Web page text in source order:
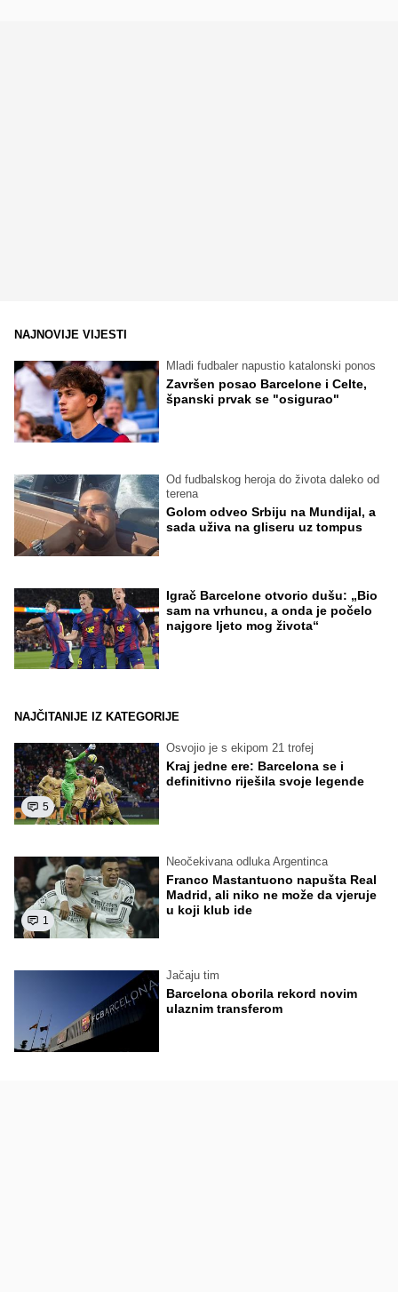
NAJNOVIJE VIJESTI
Mladi fudbaler napustio katalonski ponos
Završen posao Barcelone i Celte,
španski prvak se "osigurao"
Od fudbalskog heroja do života daleko od
terena
Golom odveo Srbiju na Mundijal, a
sada uživa na gliseru uz tompus
Igrač Barcelone otvorio dušu: „Bio
sam na vrhuncu, a onda je počelo
najgore ljeto mog života“
NAJČITANIJE IZ KATEGORIJE
5
Osvojio je s ekipom 21 trofej
Kraj jedne ere: Barcelona se i
definitivno riješila svoje legende
1
Neočekivana odluka Argentinca
Franco Mastantuono napušta Real
Madrid, ali niko ne može da vjeruje
u koji klub ide
Jačaju tim
Barcelona oborila rekord novim
ulaznim transferom